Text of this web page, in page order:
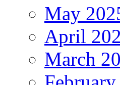
May
April
March